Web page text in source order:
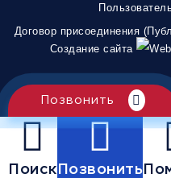
Договор присоединения
Создание сайта
Позвонить
ПоискПозвонить